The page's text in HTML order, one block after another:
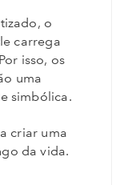
o
carrega
isso, os
uma
simbólica.
criar uma
da vida.